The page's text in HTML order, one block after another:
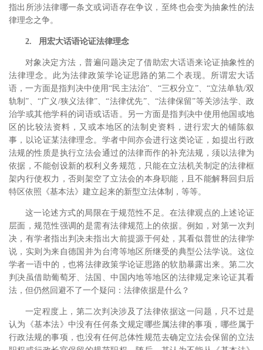
指出所涉法律哪一条文或词语存在争议，至终也会变为抽象性的法
律理念之争。
2. 用宏大话语论证法律理念
对象决定方法，普遍问题决定了借助宏大话语来论证抽象性的
法律理念。此为法律政策学论证思路的第二个表现。所谓宏大话
语，一方面是指判决中使用“民主法治”、“三权分立”、“立法单轨/双
轨制”、“广义/狭义法律”、“法律优先”、“法律保留”等关涉法学、政
治学或其他学科的词语或话语。
另一方面是指判决中使用他国或地
区的比较法资料，又或本地区的法制史资料，进行宏大的铺陈叙
事，以论证某法律理念。 学者中间亦会进行这类论证，如提出行政
法规的性质是执行立法会通过的法律而作的补充法规，须以法律为
依据，不能创设新的权利义务规范，只能在立法机关制定的法律框
架内行使权力，否则架空了立法会的本身职能，且不能解释回归后
特区依照《基本法》建立起来的新型立法体制，等等。
这一论述方式的局限在于规范性不足。在法律观点的上述论证
层面，规范性强调的是需有法律规范上的依据。 例如，对第一次判
决，有学者指出判决未指出大前提源于何处，其看似普世的法律学
说，实则为来自德国并为台湾等地区所继受的典型公法学说。 这位
学者一语中的，也将法律政策学论证思路的软肋暴露出来。第二次
判决虽借助葡萄牙、法国、中国内地等地区的法律规定来论证其看
法，但仍然回避不了一个疑问：法律依据是什么？
一定程度上，第二次判决涉及了法律依据这一问题，只不过是
认为《基本法》中没有任何条文规定哪些属法律的事项，哪些属于
行政法规的事项，也没有任何总体性规范去确定立法会保留的立法